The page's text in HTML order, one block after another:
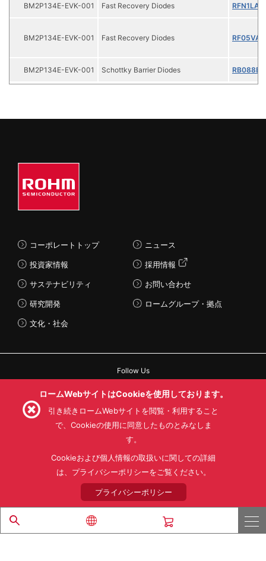
BM2P134E-EVK-001 Fast Recovery Diodes
BM2P134E-EVK-001 Fast Recovery Diodes
BM2P134E-EVK-001 Schottky Barrier Diodes
コーポレートトップ
投資家情報
サステナビリティ
研究開発
文化・社会
ニュース
採用情報
お問い合わせ
ロームグループ・拠点
Follow Us
プライバシーポリシー
ローム製品の販売に関する標準契約条件書(PDF)
© 1997 - 2026 ROHM CO., LTD. ALL RIGHTS RESERVED.
ロームWebサイトはCookieを使用しております。
引き続きロームWebサイトを閲覧・利用すること
で、Cookieの使用に同意したものとみなしま
す。
Cookieおよび個人情報の取扱いに関しての詳細
は、プライバシーポリシーをご覧ください。
プライバシーポリシー